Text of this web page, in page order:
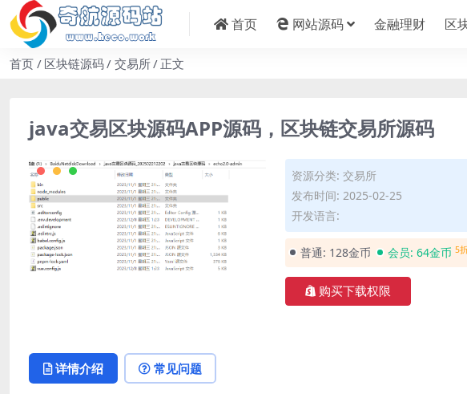
首页 网站源码 金融理财 区
首页 区块链源码 交易所 正文
java交易区块源码APP源码，区块链交易所源码
资源分类: 交易所
发布时间: 2025-02-25
开发语言:
普通: 128金币 会员: 64金币 5
购买下载权限
详情介绍 常见问题